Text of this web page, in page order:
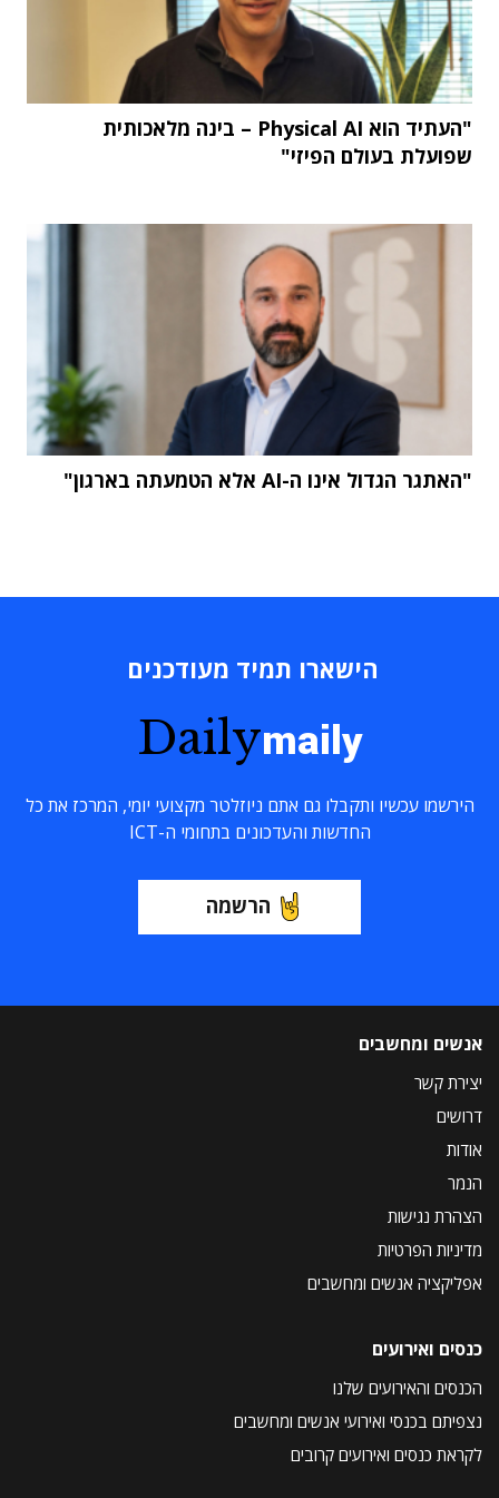
"העתיד הוא Physical AI – בינה מלאכותית
שפועלת בעולם הפיזי"
"האתגר הגדול אינו ה-AI אלא הטמעתה בארגון"
הישארו תמיד מעודכנים
Dailymaily
הירשמו עכשיו ותקבלו גם אתם ניוזלטר מקצועי יומי, המרכז את כל
החדשות והעדכונים בתחומי ה-ICT
הרשמה
אנשים ומחשבים
יצירת קשר
דרושים
אודות
הנמר
הצהרת נגישות
מדיניות הפרטיות
אפליקציה אנשים ומחשבים
כנסים ואירועים
הכנסים והאירועים שלנו
נצפיתם בכנסי ואירועי אנשים ומחשבים
לקראת כנסים ואירועים קרובים